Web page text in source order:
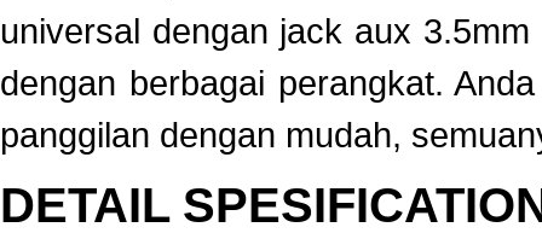
universal dengan jack aux
dengan berbagai perangkat.
panggilan dengan mudah,
DETAIL